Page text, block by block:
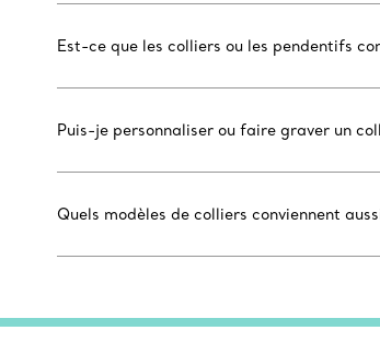
Est-ce que les colliers ou les pendentifs
Puis-je personnaliser ou faire graver un
Quels modèles de colliers conviennent